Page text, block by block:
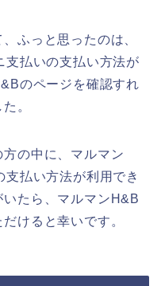
ふっと思ったのは、
支払いの支払い方法が
のページを確認すれ
。
の中に、マルマン
払い方法が利用でき
たら、マルマンH&B
けると幸いです。